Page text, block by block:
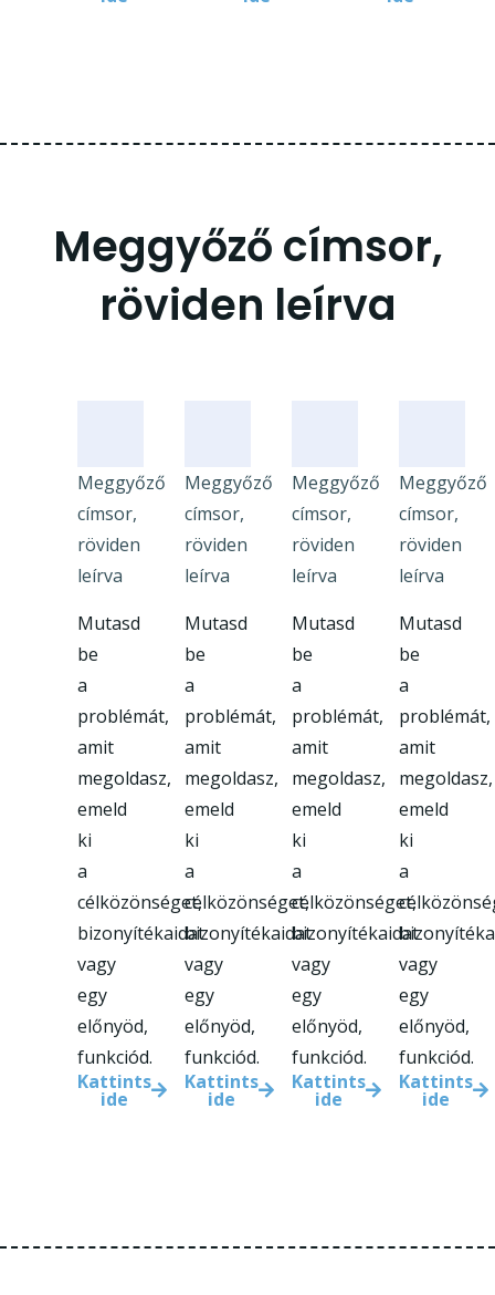
Meggyőző címsor,
röviden leírva
Meggyőző
címsor,
röviden
leírva
Mutasd
be
a
problémát,
amit
megoldasz,
emeld
ki
a
célközönséget,
bizonyítékaidat
vagy
egy
előnyöd,
funkciód.
Kattints
ide
Meggyőző
címsor,
röviden
leírva
Mutasd
be
a
problémát,
amit
megoldasz,
emeld
ki
a
célközönséget,
bizonyítékaidat
vagy
egy
előnyöd,
funkciód.
Kattints
ide
Meggyőző
címsor,
röviden
leírva
Mutasd
be
a
problémát,
amit
megoldasz,
emeld
ki
a
célközönséget,
bizonyítékaidat
vagy
egy
előnyöd,
funkciód.
Kattints
ide
Meggyőző
címsor,
röviden
leírva
Mutasd
be
a
problémát,
amit
megoldasz,
emeld
ki
a
vagy
egy
előnyöd,
funkciód.
Kattints
ide